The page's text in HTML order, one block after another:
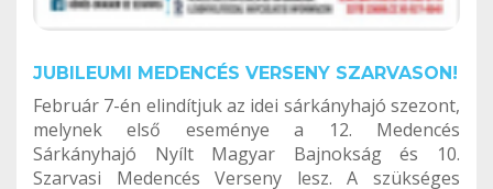
JUBILEUMI MEDENCÉS VERSENY SZARVASON!
Február 7-én elindítjuk az idei sárkányhajó szezont,
melynek első eseménye a 12. Medencés
Sárkányhajó Nyílt Magyar Bajnokság és 10.
Szarvasi Medencés Verseny lesz. A szükséges